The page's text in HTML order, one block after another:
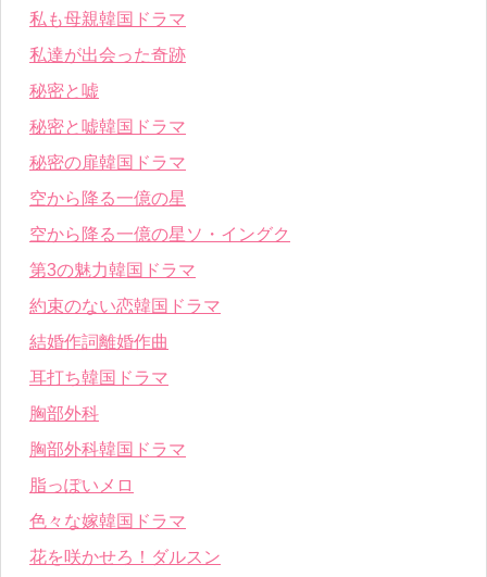
私も母親韓国ドラマ
私達が出会った奇跡
秘密と嘘
秘密と嘘韓国ドラマ
秘密の扉韓国ドラマ
空から降る一億の星
空から降る一億の星ソ・イングク
第3の魅力韓国ドラマ
約束のない恋韓国ドラマ
結婚作詞離婚作曲
耳打ち韓国ドラマ
胸部外科
胸部外科韓国ドラマ
脂っぽいメロ
色々な嫁韓国ドラマ
花を咲かせろ！ダルスン